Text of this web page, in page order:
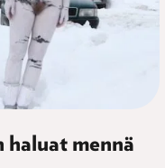
haluat mennä